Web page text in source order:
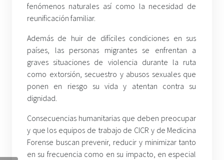
fenómenos naturales así como la necesidad de
reunificación familiar.
Además de huir de difíciles condiciones en sus
países, las personas migrantes se enfrentan a
graves situaciones de violencia durante la ruta
como extorsión, secuestro y abusos sexuales que
ponen en riesgo su vida y atentan contra su
dignidad.
Consecuencias humanitarias que deben preocupar
y que los equipos de trabajo de CICR y de Medicina
Forense buscan prevenir, reducir y minimizar tanto
en su frecuencia como en su impacto, en especial